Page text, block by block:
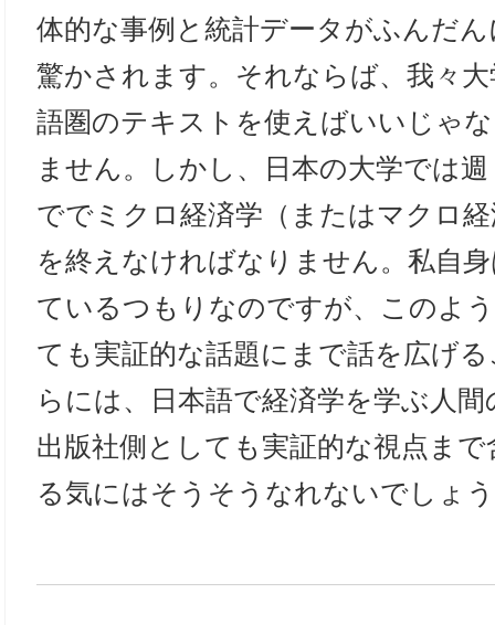
体的な事例と統計データがふんだ
驚かされます。それならば、我々
語圏のテキストを使えばいいじゃ
ません。しかし、日本の大学では
ででミクロ経済学（またはマクロ
を終えなければなりません。私自
ているつもりなのですが、このよ
ても実証的な話題にまで話を広げ
らには、日本語で経済学を学ぶ人
出版社側としても実証的な視点ま
る気にはそうそうなれないでしょ